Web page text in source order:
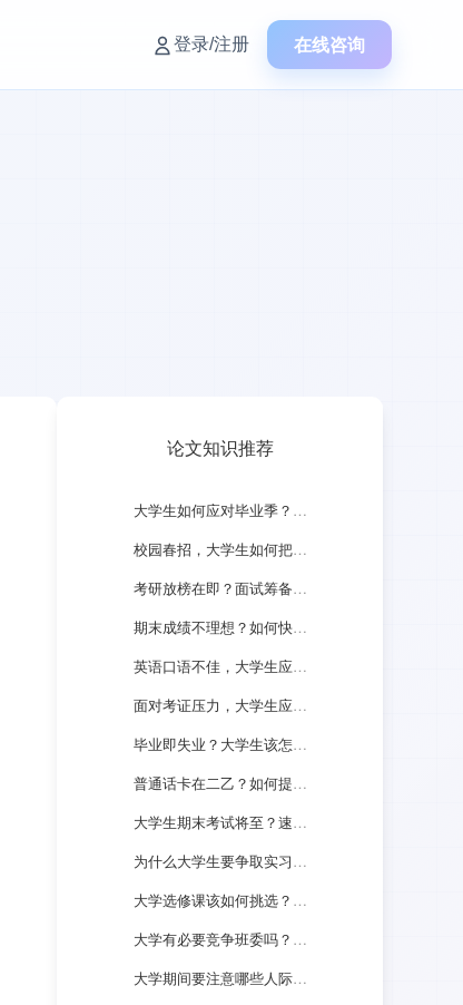
登录/注册 在线咨询
论文知识推荐
大学生如何应对毕业季？要做哪些准备？
校园春招，大学生如何把握机会？
考研放榜在即？面试筹备该如何起步？
期末成绩不理想？如何快速调整心态？
英语口语不佳，大学生应如何提升？
面对考证压力，大学生应如何应对？
毕业即失业？大学生该怎样避免此困境？
普通话卡在二乙？如何提高普通话水平？
大学生期末考试将至？速览高效备考攻略！
为什么大学生要争取实习机会？有什么好处？
大学选修课该如何挑选？需要注意什么？
大学有必要竞争班委吗？有什么好处？
大学期间要注意哪些人际关系？如何协调处理？